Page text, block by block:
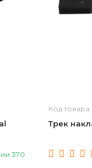
370
Код
Трек